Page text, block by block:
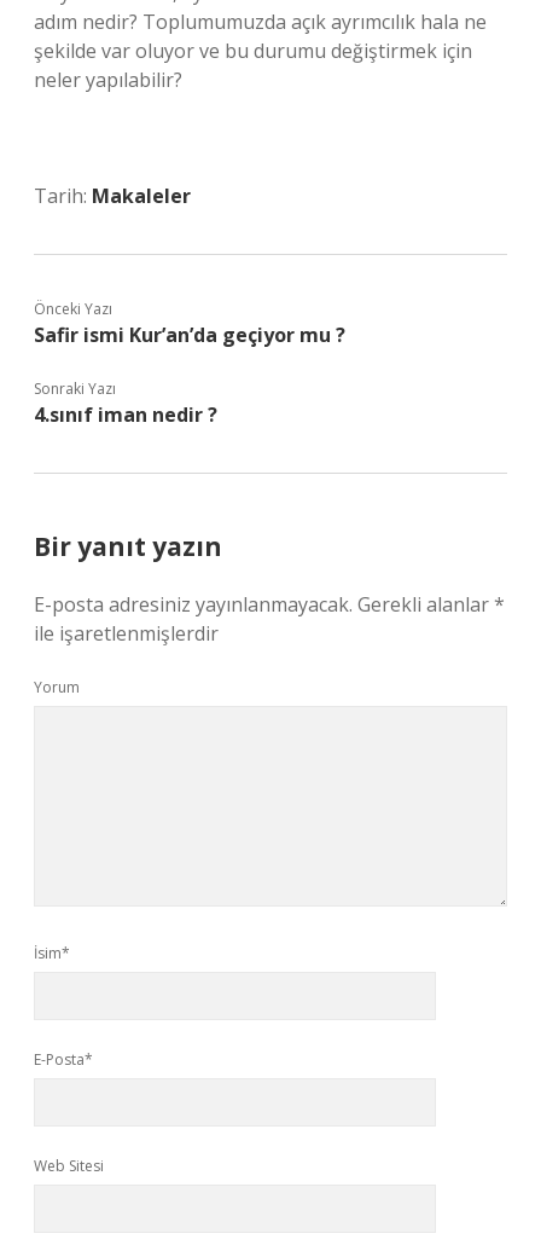
adım nedir? Toplumumuzda açık ayrımcılık hala ne
şekilde var oluyor ve bu durumu değiştirmek için
neler yapılabilir?
Tarih: Makaleler
Önceki Yazı
Safir ismi Kur’an’da geçiyor mu ?
Sonraki Yazı
4.sınıf iman nedir ?
Bir yanıt yazın
E-posta adresiniz yayınlanmayacak. Gerekli alanlar*
ile işaretlenmişlerdir
Yorum
İsim*
E-Posta*
Web Sitesi